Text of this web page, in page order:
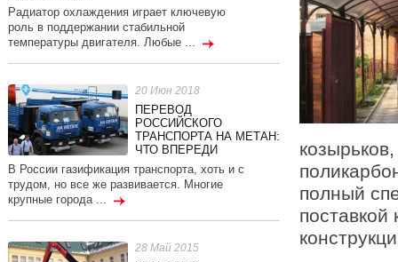
полный
Радиатор охлаждения играет ключевую
роль в поддержании стабильной
температуры двигателя. Любые ...
20 Июн 2018
ПЕРЕВОД
РОССИЙСКОГО
ТРАНСПОРТА НА МЕТАН:
ЧТО ВПЕРЕДИ
В России газификация транспорта, хоть и с
трудом, но все же развивается. Многие
крупные города ...
28 Май 2015